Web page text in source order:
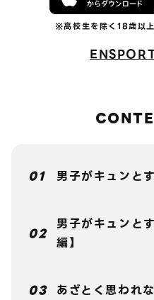
男子がキュンと
男子がキュンと
編】
あざとく思われ